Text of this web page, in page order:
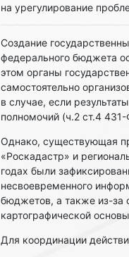
на урегулирование
Создание
федерального бюджета
этом органы
самостоятельно
в случае, если
полномочий (ч.2 ст.4
Однако, существующая
«Роскадастр» и
годах были
несвоевременного
бюджетов, а также из-за
картографической
Для координации